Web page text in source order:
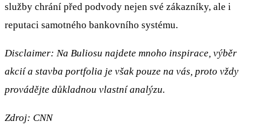
služby chrání před podvody nejen své zákazníky, ale i
reputaci samotného bankovního systému.
Disclaimer: Na Buliosu najdete mnoho inspirace, výběr
akcií a stavba portfolia je však pouze na vás, proto vždy
provádějte důkladnou vlastní analýzu.
Zdroj: CNN